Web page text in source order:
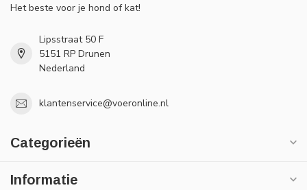
Het beste voor je hond of kat!
Lipsstraat 50 F
5151 RP Drunen
Nederland
klantenservice@voeronline.nl
Categorieën
Informatie